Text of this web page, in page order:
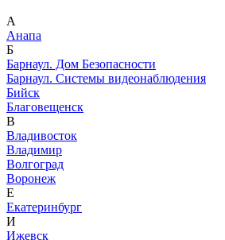
А
Анапа
Б
Барнаул. Дом Безопасности
Барнаул. Системы видеонаблюдения
Бийск
Благовещенск
В
Владивосток
Владимир
Волгоград
Воронеж
Е
Екатеринбург
И
Ижевск